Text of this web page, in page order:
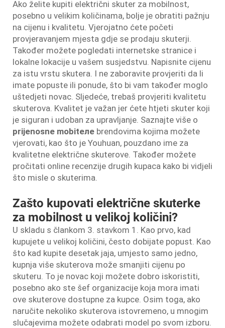
Ako želite kupiti električni skuter za mobilnost,
posebno u velikim količinama, bolje je obratiti pažnju
na cijenu i kvalitetu. Vjerojatno ćete početi
provjeravanjem mjesta gdje se prodaju skuterji.
Također možete pogledati internetske stranice i
lokalne lokacije u vašem susjedstvu. Napisnite cijenu
za istu vrstu skutera. I ne zaboravite provjeriti da li
imate popuste ili ponude, što bi vam također moglo
uštedjeti novac. Sljedeće, trebaš provjeriti kvalitetu
skuterova. Kvalitet je važan jer ćete htjeti skuter koji
je siguran i udoban za upravljanje. Saznajte više o
prijenosne mobitеле brendovima kojima možete
vjerovati, kao što je Youhuan, pouzdano ime za
kvalitetne električne skuterove. Također možete
pročitati online recenzije drugih kupaca kako bi vidjeli
što misle o skuterima.
Zašto kupovati električne skuterke
za mobilnost u velikoj količini?
U skladu s člankom 3. stavkom 1. Kao prvo, kad
kupujete u velikoj količini, često dobijate popust. Kao
što kad kupite desetak jaja, umjesto samo jedno,
kupnja više skuterova može smanjiti cijenu po
skuteru. To je novac koji možete dobro iskoristiti,
posebno ako ste šef organizacije koja mora imati
ove skuterove dostupne za kupce. Osim toga, ako
naručite nekoliko skuterova istovremeno, u mnogim
slučajevima možete odabrati model po svom izboru.